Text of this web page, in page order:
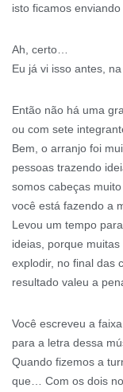
isto ficamos
Ah, certo…
Eu já vi isso antes,
Então não há uma
ou com sete
Bem, o arranjo foi
pessoas trazendo
somos cabeças
você está fazendo a
Levou um tempo
ideias, porque
explodir, no final das
resultado valeu a
Você escreveu a
para a letra dessa
Quando fizemos a
que… Com os dois